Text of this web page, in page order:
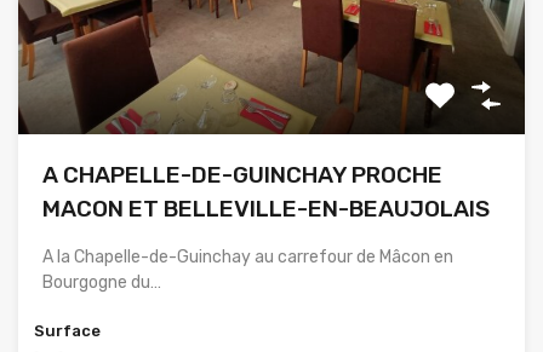
A CHAPELLE-DE-GUINCHAY PROCHE
MACON ET BELLEVILLE-EN-BEAUJOLAIS
A la Chapelle-de-Guinchay au carrefour de Mâcon en
Bourgogne du…
Surface